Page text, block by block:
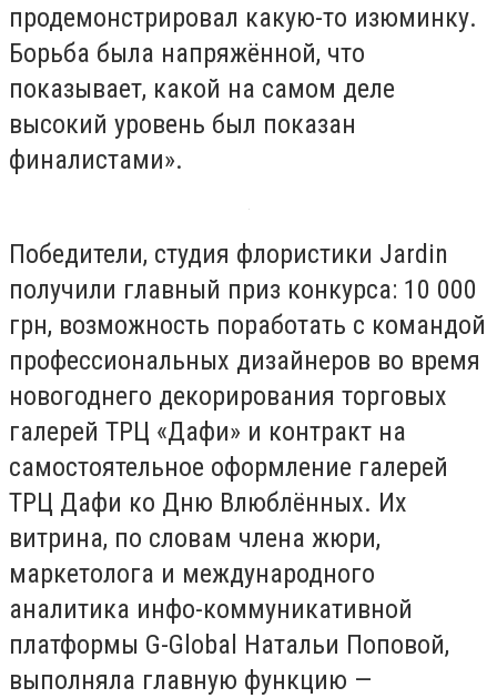
продемонстрировал какую-то изюминку.
Борьба была напряжённой, что
показывает, какой на самом деле
высокий уровень был показан
финалистами».
Победители, студия флористики Jardin
получили главный приз конкурса: 10 000
грн, возможность поработать с командой
профессиональных дизайнеров во время
новогоднего декорирования торговых
галерей ТРЦ «Дафи» и контракт на
самостоятельное оформление галерей
ТРЦ Дафи ко Дню Влюблённых. Их
витрина, по словам члена жюри,
маркетолога и международного
аналитика инфо-коммуникативной
платформы G-Global Натальи Поповой,
выполняла главную функцию —